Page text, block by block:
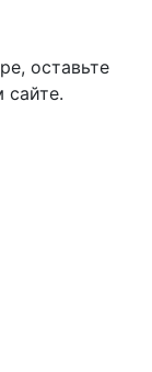
оставьте
сайте.